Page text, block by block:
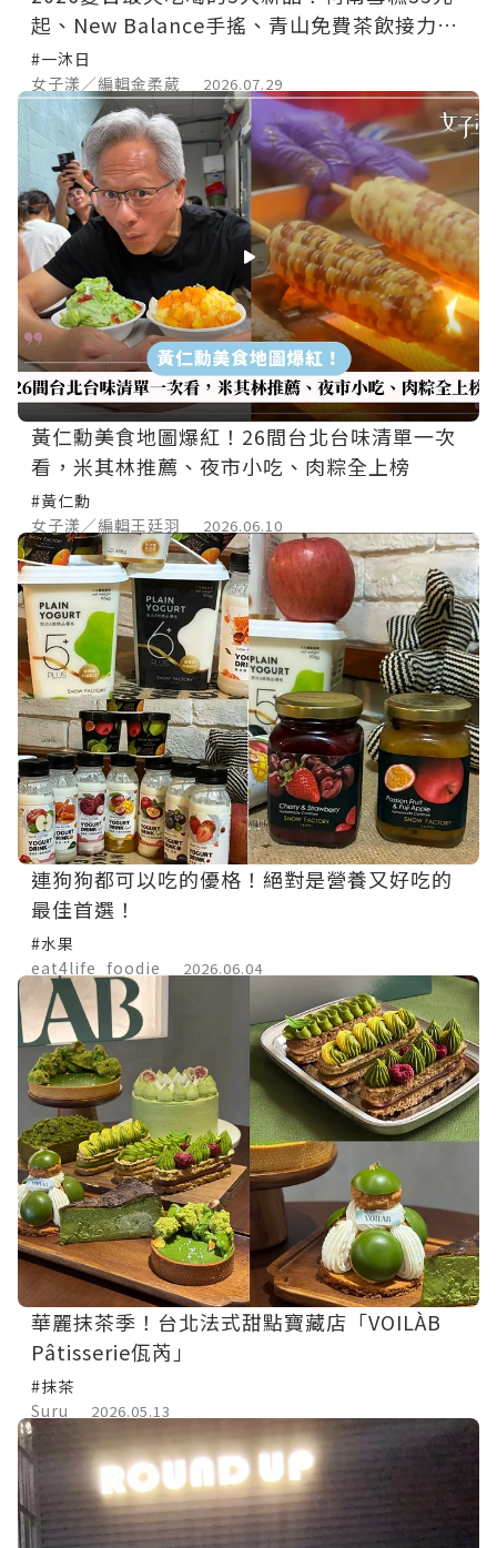
起、New Balance手搖、青山免費茶飲接力登
場
#一沐日
女子漾／編輯金柔葳
2026.07.29
黃仁勳美食地圖爆紅！26間台北台味清單一次
看，米其林推薦、夜市小吃、肉粽全上榜
#黃仁勳
女子漾／編輯王廷羽
2026.06.10
連狗狗都可以吃的優格！絕對是營養又好吃的
最佳首選！
#水果
eat4life_foodie
2026.06.04
華麗抹茶季！台北法式甜點寶藏店「VOILÀB
Pâtisserie佤芮」
#抹茶
Suru
2026.05.13